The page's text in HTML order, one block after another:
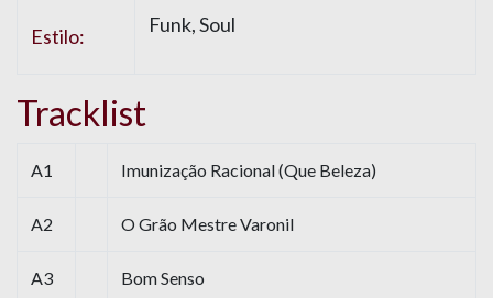
Estilo: Funk, Soul
Tracklist
A1 Imunização Racional (Que Beleza)
A2 O Grão Mestre Varonil
A3 Bom Senso